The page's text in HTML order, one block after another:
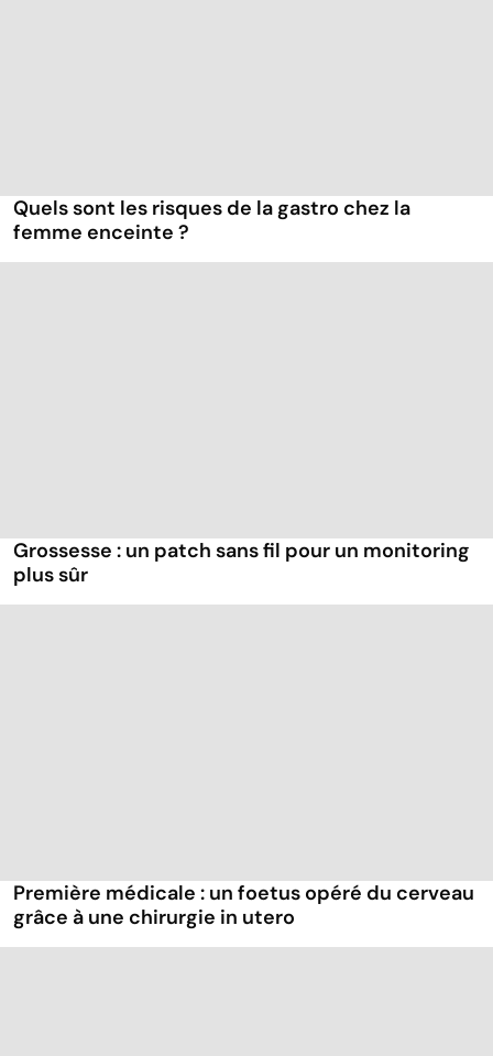
Quels sont les risques de la gastro chez la
femme enceinte ?
Grossesse : un patch sans fil pour un monitoring
plus sûr
Première médicale : un foetus opéré du cerveau
grâce à une chirurgie in utero